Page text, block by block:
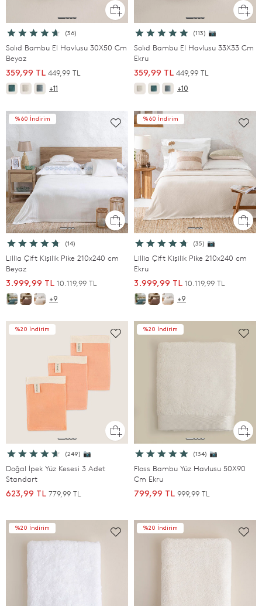
(36)
Solıd Bambu El Havlusu 30X50 Cm
Beyaz
359,99 TL 449,99 TL
+11
(113) 📷
Solıd Bambu El Havlusu 33X33 Cm
Ekru
359,99 TL 449,99 TL
+10
%60 İndirim
(14)
Lillia Çift Kişilik Pike 210x240 cm
Beyaz
3.999,99 TL 10.119,99 TL
+9
%60 İndirim
(35) 📷
Lillia Çift Kişilik Pike 210x240 cm
Ekru
3.999,99 TL 10.119,99 TL
+9
%20 İndirim
(249) 📷
Doğal İpek Yüz Kesesi 3 Adet
Standart
623,99 TL 779,99 TL
%20 İndirim
(134) 📷
Floss Bambu Yüz Havlusu 50X90
Cm Ekru
799,99 TL 999,99 TL
%20 İndirim %20 İndirim